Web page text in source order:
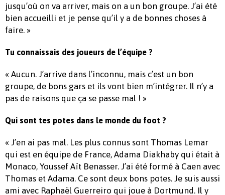
jusqu’où on va arriver, mais on a un bon groupe. J’ai été
bien accueilli et je pense qu’il y a de bonnes choses à
faire. »
Tu connaissais des joueurs de l’équipe ?
« Aucun. J’arrive dans l’inconnu, mais c’est un bon
groupe, de bons gars et ils vont bien m’intégrer. Il n’y a
pas de raisons que ça se passe mal ! »
Qui sont tes potes dans le monde du foot ?
« J’en ai pas mal. Les plus connus sont Thomas Lemar
qui est en équipe de France, Adama Diakhaby qui était à
Monaco, Youssef Aït Benasser. J’ai été formé à Caen avec
Thomas et Adama. Ce sont deux bons potes. Je suis aussi
ami avec Raphaël Guerreiro qui joue à Dortmund. Il y